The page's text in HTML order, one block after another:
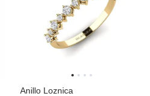
Anillo Loznica